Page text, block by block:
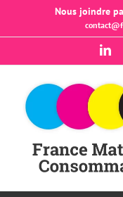
Nous joindre